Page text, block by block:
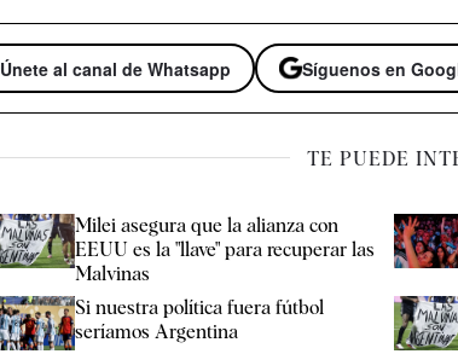
Únete al canal de Whatsapp Síguenos en
TE PUEDE
Milei asegura que la alianza con
EEUU es la "llave" para recuperar las
Malvinas
Si nuestra política fuera fútbol
seríamos Argentina